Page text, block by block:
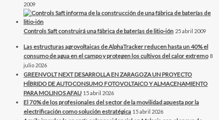
2009
Controls Saft construirá una fábrica de baterías de litio-ión 25 abril 2009
Las estructuras agrovoltaicas de AlphaTracker reducen hasta un 40% el
consumo de agua en el campo y protegen los cultivos del calor extremo 8
julio 2026
GREENVOLT NEXT DESARROLLA EN ZARAGOZA UN PROYECTO
HÍBRIDO DE AUTOCONSUMO FOTOVOLTAICO Y ALMACENAMIENTO
PARA MOLINOS AFAU 15 abril 2026
El 70% de los profesionales del sector de la movilidad apuesta por la
electrificación como solución estratégica 15 abril 2026